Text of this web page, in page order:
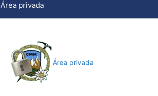
Área privada
Área privada